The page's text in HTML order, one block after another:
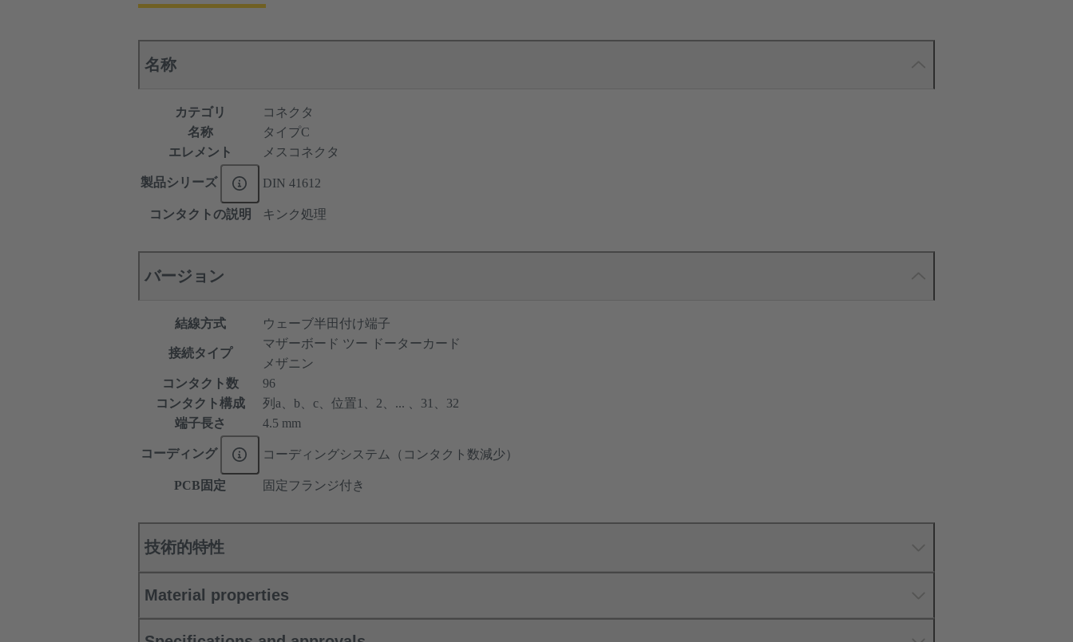
名称
カテゴリ
コネクタ
名称
タイプC
エレメント
メスコネクタ
製品シリーズ DIN 41612
コンタクトの説明 キンク処理
バージョン
結線方式 ウェーブ半田付け端子
接続タイプ
マザーボード ツー ドーターカード
メザニン
コンタクト数
96
コンタクト構成
列a、b、c、位置1、2、... 、31、32
端子長さ
4.5 mm
コーディング コーディングシステム（コンタクト数減少）
PCB固定 固定フランジ付き
技術的特性
Material properties